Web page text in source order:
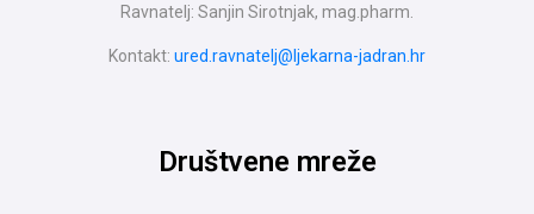
Ravnatelj: Sanjin Sirotnjak, mag.pharm.
Kontakt: ured.ravnatelj@ljekarna-jadran.hr
Društvene mreže